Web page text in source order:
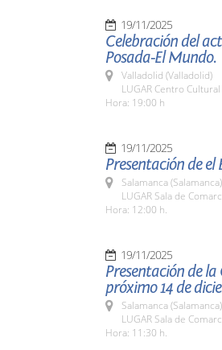
19/11/2025
Celebración del
Posada-El Mundo.
Valladolid (Valladolid)
LUGAR Centro
Hora: 19:00 h
19/11/2025
Presentación de el
Salamanca (Salamanca)
LUGAR Sala de
Hora: 12:00 h.
19/11/2025
Presentación de
próximo 14 de
Salamanca (Salamanca)
LUGAR Sala de
Hora: 11:30 h.